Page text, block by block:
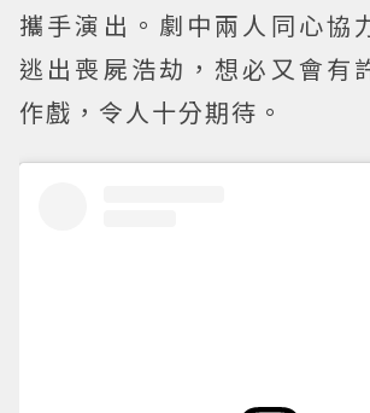
攜手演出。劇中兩人同心協
逃出喪屍浩劫，想必又會有
作戲，令人十分期待。